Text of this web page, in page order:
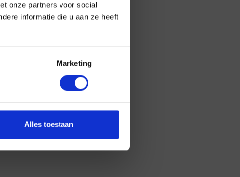
onze partners voor social
informatie die u aan ze heeft
Marketing
Alles toestaan
BEDRIJFSGEGEVENS